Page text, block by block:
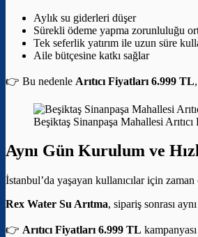
Aylık su giderleri düşer
Sürekli ödeme yapma zorunluluğu
Tek seferlik yatırım ile uzun süre
Aile bütçesine katkı sağlar
👉 Bu nedenle Arıtıcı Fiyatları 6.999 TL
Beşiktaş Sinanpaşa Mahallesi Arıtıcı
Aynı Gün Kurulum ve
İstanbul’da yaşayan kullanıcılar için
Rex Water Su Arıtma, sipariş sonrası
👉 Arıtıcı Fiyatları 6.999 TL